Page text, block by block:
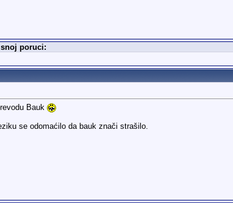
poruci:
Bauk
se odomaćilo da bauk znači strašilo.